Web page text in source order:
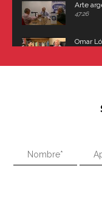
Arte
47:26
Omar
"En
"En